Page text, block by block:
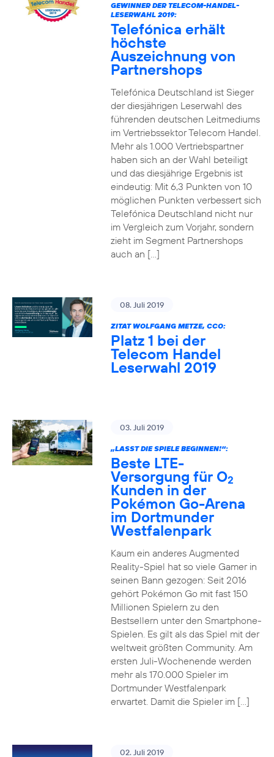
GEWINNER DER TELECOM-HANDEL-
LESERWAHL 2019:
Telefónica erhält
höchste
Auszeichnung von
Partnershops
Telefónica Deutschland ist Sieger
der diesjährigen Leserwahl des
führenden deutschen Leitmediums
im Vertriebssektor Telecom Handel.
Mehr als 1.000 Vertriebspartner
haben sich an der Wahl beteiligt
und das diesjährige Ergebnis ist
eindeutig: Mit 6,3 Punkten von 10
möglichen Punkten verbessert sich
Telefónica Deutschland nicht nur
im Vergleich zum Vorjahr, sondern
zieht im Segment Partnershops
auch an […]
08. Juli 2019
ZITAT WOLFGANG METZE, CCO:
Platz 1 bei der
Telecom Handel
Leserwahl 2019
03. Juli 2019
„LASST DIE SPIELE BEGINNEN!“:
Beste LTE-
Versorgung für O2
Kunden in der
Pokémon Go-Arena
im Dortmunder
Westfalenpark
Kaum ein anderes Augmented
Reality-Spiel hat so viele Gamer in
seinen Bann gezogen: Seit 2016
gehört Pokémon Go mit fast 150
Millionen Spielern zu den
Bestsellern unter den Smartphone-
Spielen. Es gilt als das Spiel mit der
weltweit größten Community. Am
ersten Juli-Wochenende werden
mehr als 170.000 Spieler im
Dortmunder Westfalenpark
erwartet. Damit die Spieler im […]
02. Juli 2019